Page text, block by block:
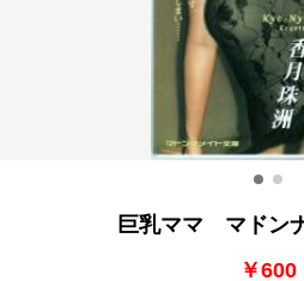
巨乳ママ マドン
￥600